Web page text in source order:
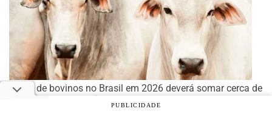
Abate de bovinos no Brasil em 2026 deverá somar cerca de
40 mi cabeças, prevê AbiecPUBLICIDADE